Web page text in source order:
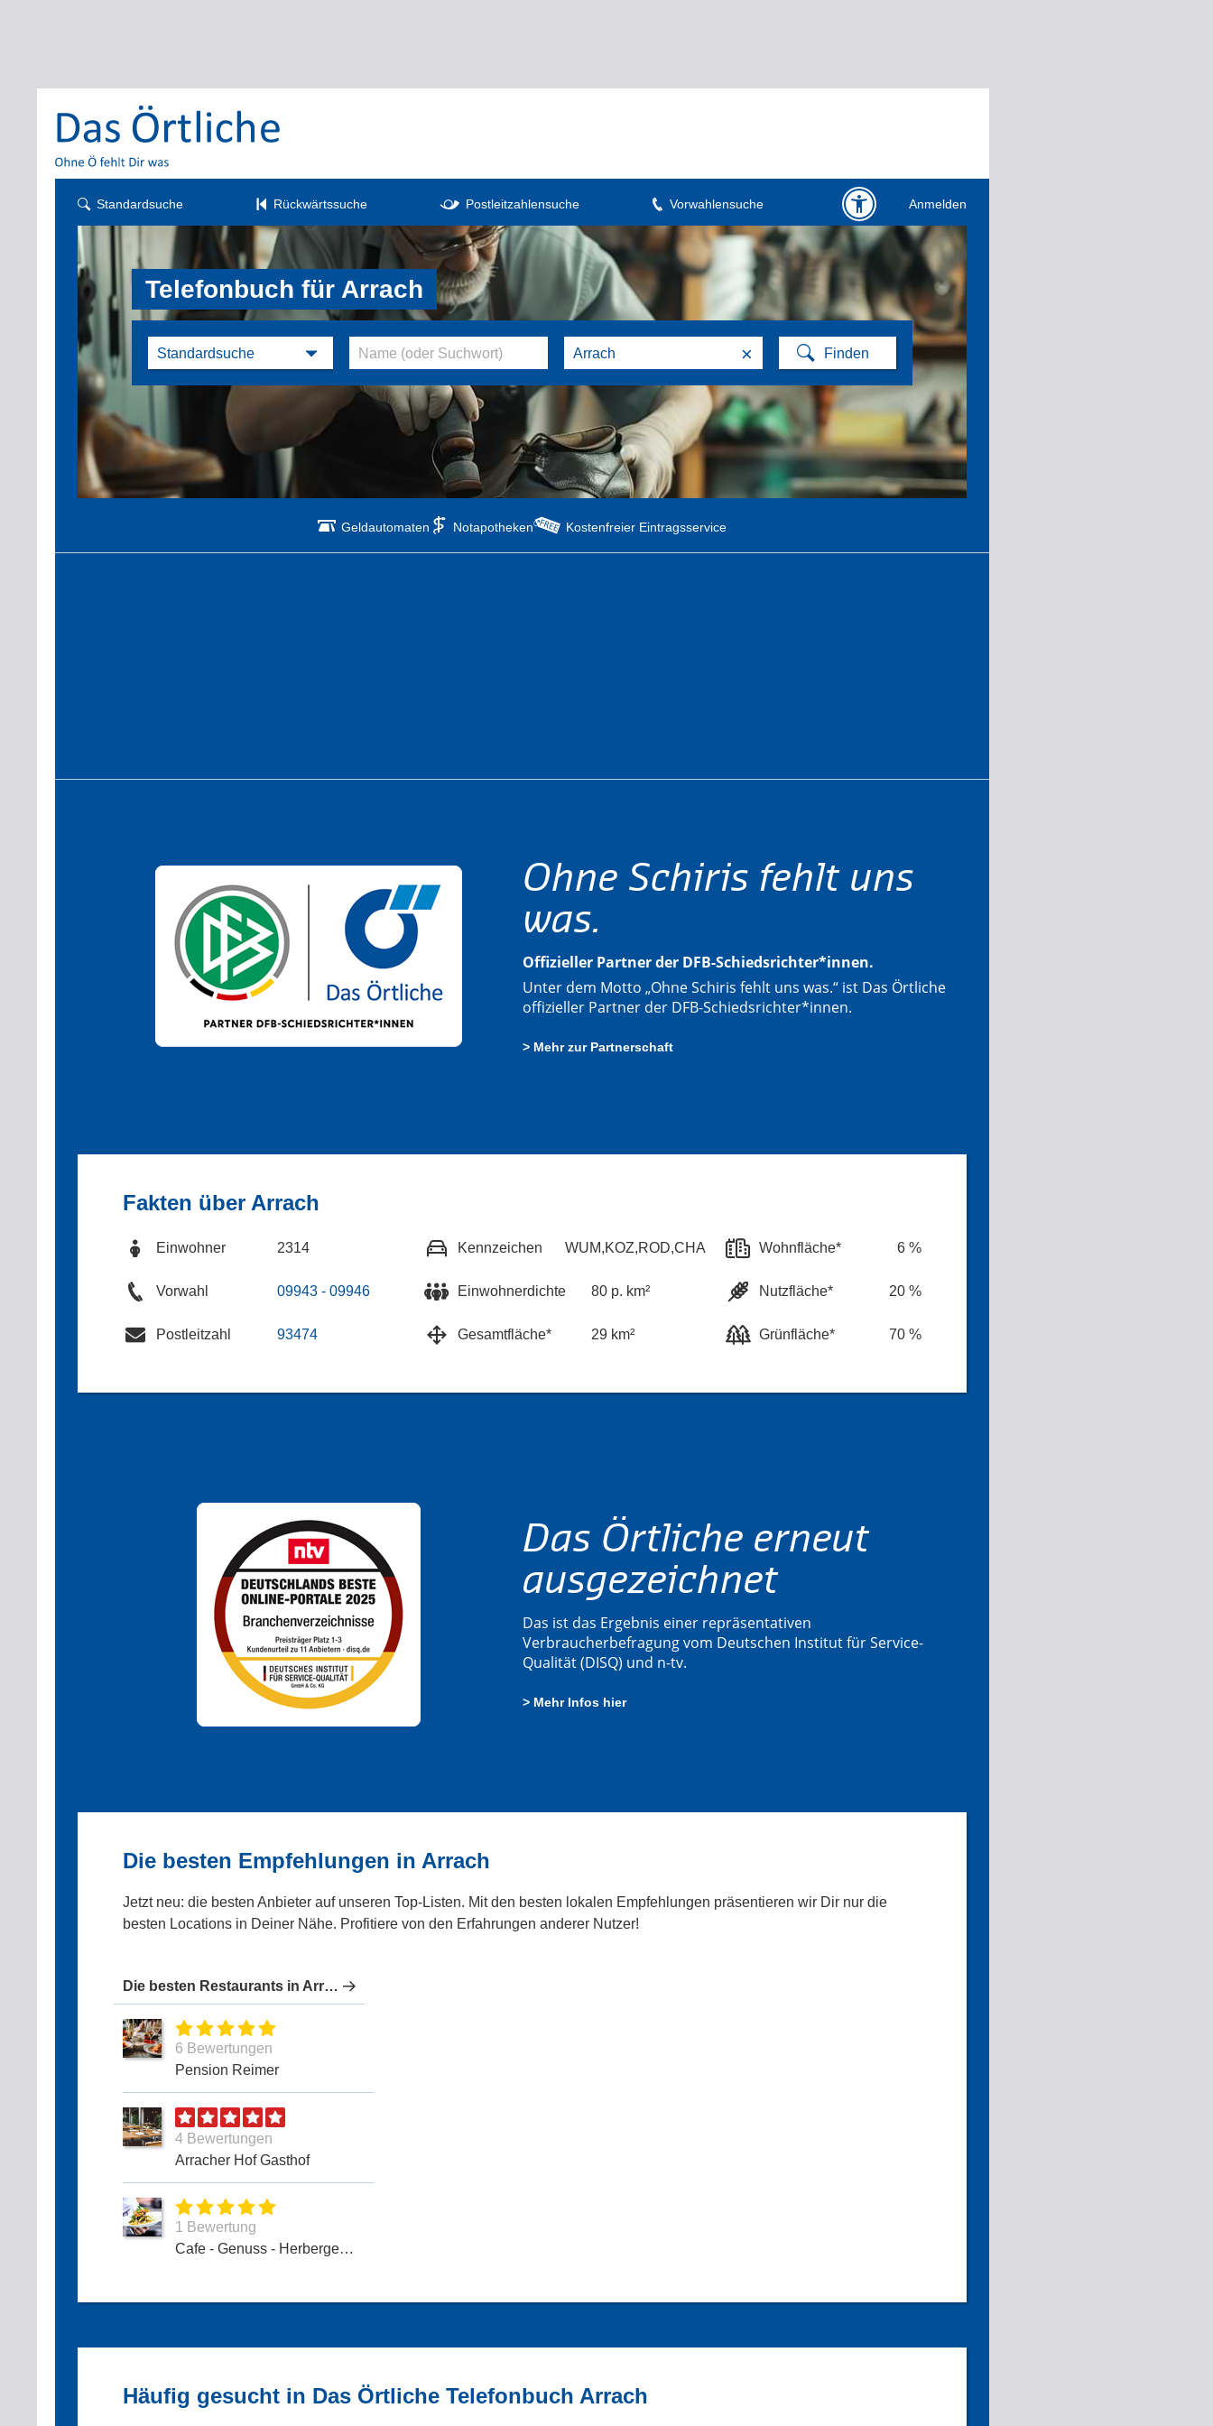
Standardsuche Rückwärtssuche Postleitzahlensuche Vorwahlensuche Anmelden
Telefonbuch für Arrach
×
Geldautomaten Notapotheken Kostenfreier Eintragsservice
Ohne Schiris fehlt uns
was.
Offizieller Partner der DFB-Schiedsrichter*innen.
Unter dem Motto „Ohne Schiris fehlt uns was.“ ist Das Örtliche
offizieller Partner der DFB-Schiedsrichter*innen.
> Mehr zur Partnerschaft
Fakten über Arrach
Einwohner 2314
Vorwahl 09943 - 09946
Postleitzahl 93474
Kennzeichen WUM,KOZ,ROD,CHA
Einwohnerdichte 80 p. km²
Gesamtfläche* 29 km²
Wohnfläche* 6 %
Nutzfläche* 20 %
Grünfläche* 70 %
Das Örtliche erneut
ausgezeichnet
Das ist das Ergebnis einer repräsentativen
Verbraucherbefragung vom Deutschen Institut für Service-
Qualität (DISQ) und n-tv.
> Mehr Infos hier
Die besten Empfehlungen in Arrach
Jetzt neu: die besten Anbieter auf unseren Top-Listen. Mit den besten lokalen Empfehlungen präsentieren wir Dir nur die
besten Locations in Deiner Nähe. Profitiere von den Erfahrungen anderer Nutzer!
Die besten Restaurants in Arrach
6 Bewertungen
Pension Reimer
4 Bewertungen
Arracher Hof Gasthof
1 Bewertung
Cafe - Genuss - Herberge Restaurant
Häufig gesucht in Das Örtliche Telefonbuch Arrach